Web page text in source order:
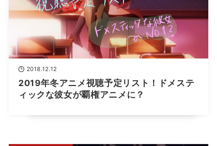
2018.12.12
2019年冬アニメ視聴予定リスト！ドメステ
ィックな彼女が覇権アニメに？